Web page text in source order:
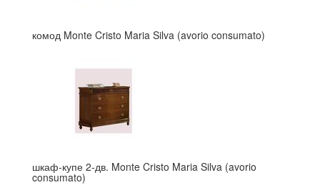
комод Monte Cristo Maria Silva (avorio consumato)
шкаф-купе 2-дв. Monte Cristo Maria Silva (avorio
consumato)